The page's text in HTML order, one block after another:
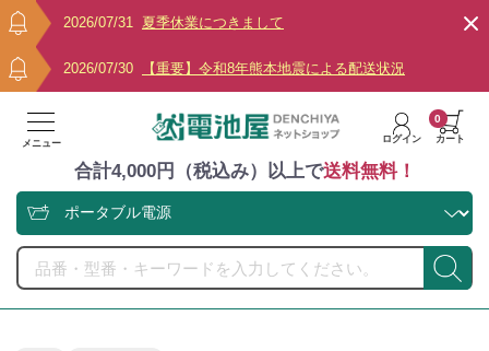
2026/07/31 夏季休業につきまして
2026/07/30 【重要】令和8年熊本地震による配送状況
メニュー ログイン カート
0
合計4,000円（税込み）以上で送料無料！